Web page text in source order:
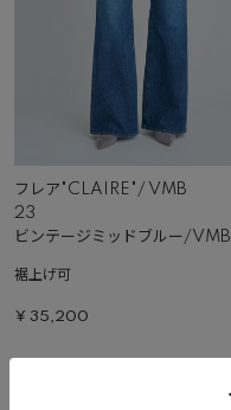
フレア"CLAIRE"/ VMB
23
ビンテージミッドブルー/VMB
裾上げ可
¥ 35,200